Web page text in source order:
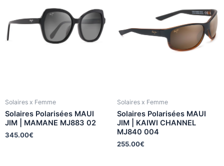
Solaires x Femme
Solaires Polarisées MAUI
JIM | MAMANE MJ883 02
345.00€
Solaires x Femme
Solaires Polarisées MAUI
JIM | KAIWI CHANNEL
MJ840 004
255.00€